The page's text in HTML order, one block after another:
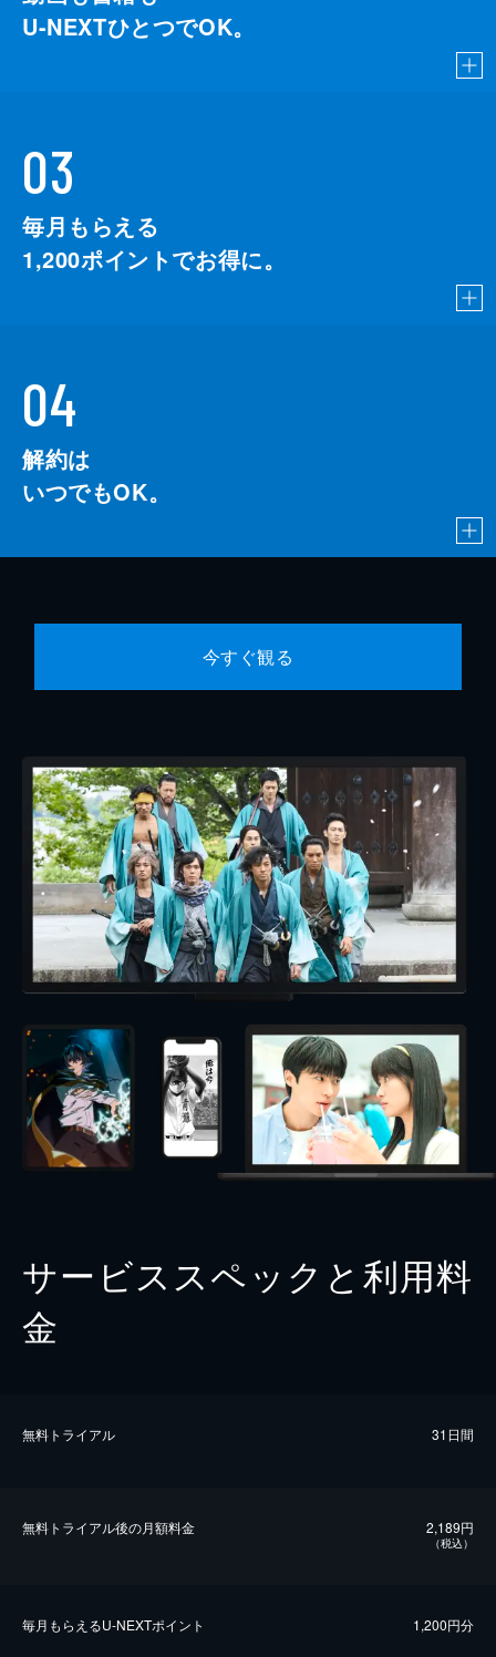
U-NEXTひとつでOK。
03
毎月もらえる
1,200ポイントでお得に。
04
解約は
いつでもOK。
今すぐ観る
サービススペックと利用料
金
無料トライアル 31日間
無料トライアル後の⽉額料金 2,189円
（税込）
毎⽉もらえるU-NEXTポイント 1,200円分